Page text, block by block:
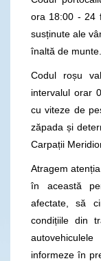
ora 18:00 - 24
susținute ale
înaltă de munte.
Codul roșu
intervalul orar
cu viteze de
zăpada și
Carpații
Atragem
în această
afectate, să
condițiile din
informeze în